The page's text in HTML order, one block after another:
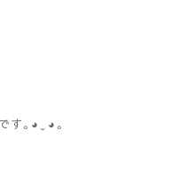
す｡⁠◕⁠‿⁠◕⁠｡